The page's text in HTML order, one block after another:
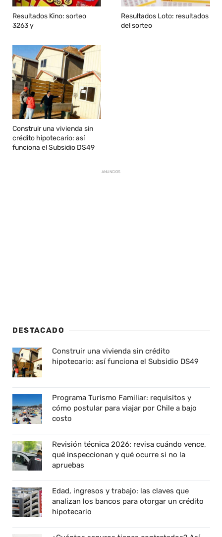
Resultados Kino: sorteo
3263 y
Resultados Loto: resultados
del sorteo
Construir una vivienda sin
crédito hipotecario: así
funciona el Subsidio DS49
ANUNCIOS
DESTACADO
Construir una vivienda sin crédito
hipotecario: así funciona el Subsidio DS49
Programa Turismo Familiar: requisitos y
cómo postular para viajar por Chile a bajo
costo
Revisión técnica 2026: revisa cuándo vence,
qué inspeccionan y qué ocurre si no la
apruebas
Edad, ingresos y trabajo: las claves que
analizan los bancos para otorgar un crédito
hipotecario